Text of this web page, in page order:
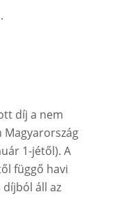
díj a nem
Magyarország
1-jétől). A
függő havi
áll az